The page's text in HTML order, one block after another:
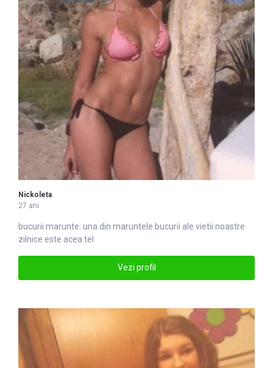
Nickoleta
27 ani
bucurii marunte. una din maruntel e bucurii ale vietii noastre
zilnice este acea tel
Vezi profil